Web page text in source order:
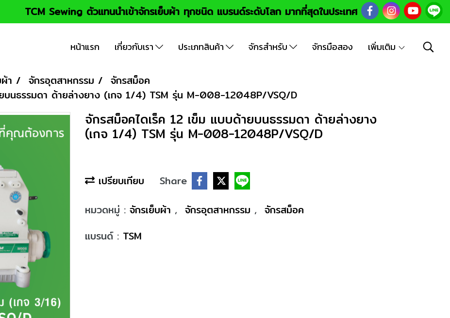
TCM Sewing ตัวแทนนำเข้าจักรเย็บผ้า ทุกชนิด แบรนด์ระดับโลก มากที่สุดในประเทศ
หน้าแรก เกี่ยวกับเรา ประเภทสินค้า จักรสำหรับ จักรมือสอง เพิ่มเติม
า จักรอุตสาหกรรม
จักรสม็อค
บนธรรมดา ด้ายล่างยาง (เกจ 1/4) TSM รุ่น M-008-12048P/VSQ/D
จักรสม็อคไดเร็ค 12 เข็ม แบบด้ายบนธรรมดา ด้ายล่างยาง
(เกจ 1/4) TSM รุ่น M-008-12048P/VSQ/D
เปรียบเทียบ
Share
หมวดหมู่ : จักรเย็บผ้า , จักรอุตสาหกรรม , จักรสม็อค
แบรนด์ : TSM